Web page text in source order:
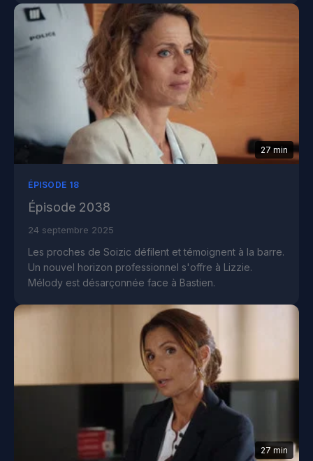
27 min
ÉPISODE 18
Épisode 2038
24 septembre 2025
Les proches de Soizic défilent et témoignent à la barre.
Un nouvel horizon professionnel s'offre à Lizzie.
Mélody est désarçonnée face à Bastien.
27 min